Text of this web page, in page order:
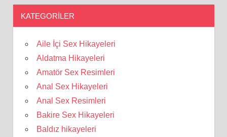
KATEGORILER
Aile İçi Sex Hikayeleri
Aldatma Hikayeleri
Amatör Sex Resimleri
Anal Sex Hikayeleri
Anal Sex Resimleri
Bakire Sex Hikayeleri
Baldız hikayeleri